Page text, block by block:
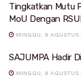
Tingkatkan Mutu
MoU Dengan
MINGGU, 9
SAJUMPA Hadir
MINGGU, 9